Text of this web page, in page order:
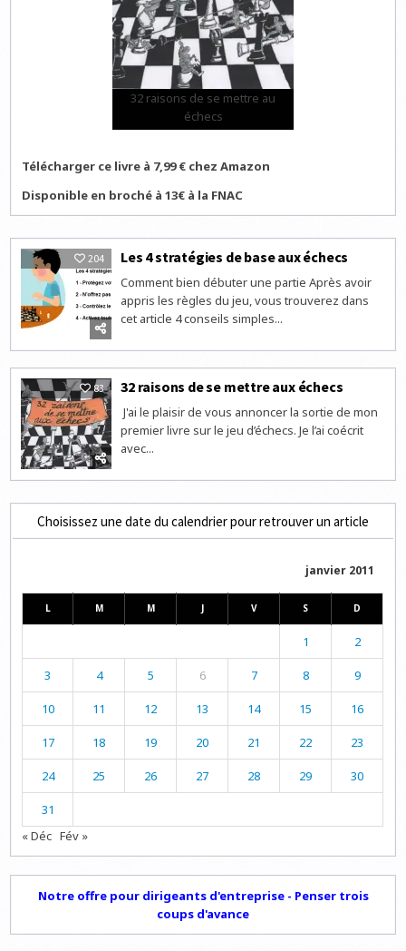
32 raisons de se mettre au
échecs
Télécharger ce livre à 7,99 € chez Amazon
Disponible en broché à 13€ à la FNAC
204 Les 4 stratégies de base aux échecs
Comment bien débuter une partie Après avoir
appris les règles du jeu, vous trouverez dans
cet article 4 conseils simples...
83 32 raisons de se mettre aux échecs
J'ai le plaisir de vous annoncer la sortie de mon
premier livre sur le jeu d’échecs. Je l’ai coécrit
avec...
Choisissez une date du calendrier pour retrouver un article
janvier 2011
L M M J V S D
1 2
3 4 5 6 7 8 9
10 11 12 13 14 15 16
17 18 19 20 21 22 23
24 25 26 27 28 29 30
31
« Déc Fév »
Notre offre pour dirigeants d'entreprise - Penser trois
coups d'avance